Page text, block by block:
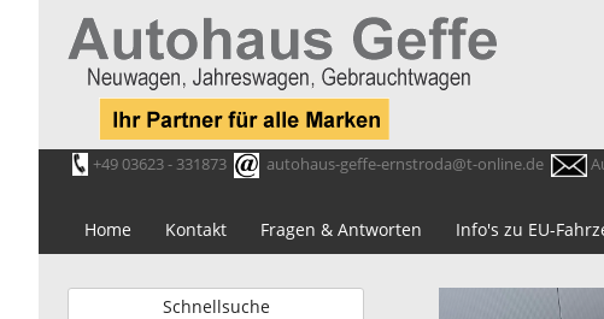
+49 03623 - 331873 autohaus-geffe-ernstroda@t-online.de
Home Kontakt Fragen & Antworten Info's zu EU-
Schnellsuche